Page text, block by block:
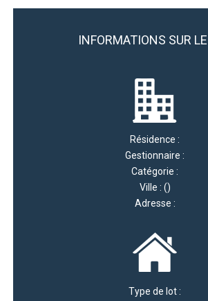
INFORMATIONS SUR
Résidence :
Gestionnaire :
Catégorie :
Ville : ()
Adresse :
Type de lot :